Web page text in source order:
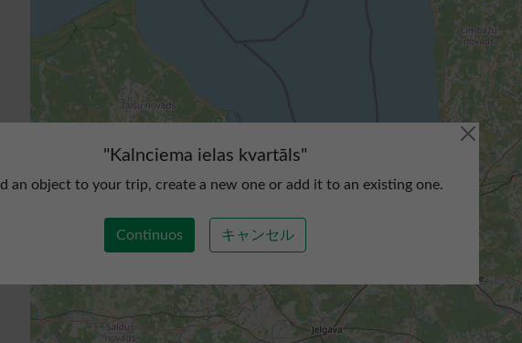
" Kalnciema ielas kvartāls"
an object to your trip, create a new one or add it to an existing one.
Continuos キャンセル